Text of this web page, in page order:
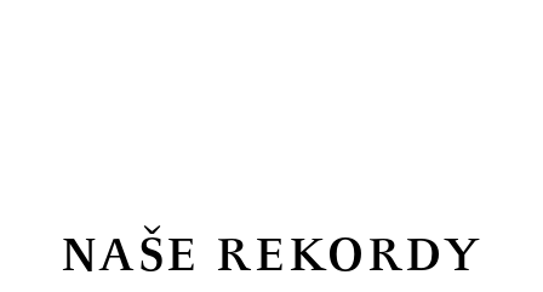
NAŠE REKORDY